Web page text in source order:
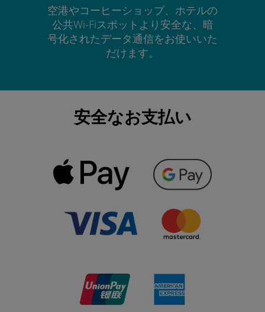
空港やコーヒーショップ、ホテルの
公共Wi-Fiスポットより安全な、暗
号化されたデータ通信をお使いいた
だけます。
安全なお支払い